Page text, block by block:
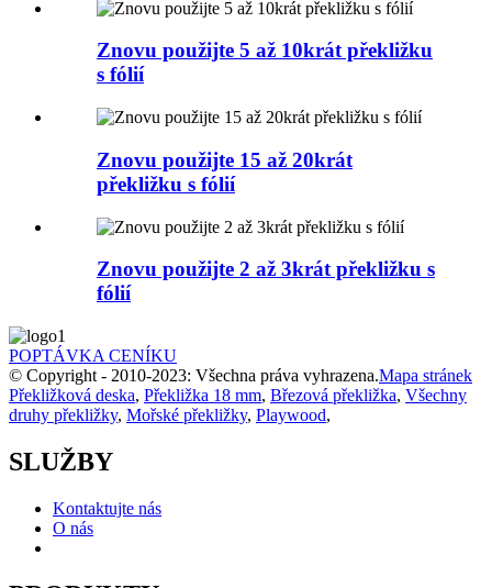
Znovu použijte 5 až 10krát překližku
s fólií
Znovu použijte 15 až 20krát
překližku s fólií
Znovu použijte 2 až 3krát překližku s
fólií
POPTÁVKA CENÍKU
© Copyright - 2010-2023: Všechna práva vyhrazena.Mapa stránek
Překližková deska, Překližka 18 mm, Březová překližka, Všechny
druhy překližky, Mořské překližky, Playwood,
SLUŽBY
Kontaktujte nás
O nás